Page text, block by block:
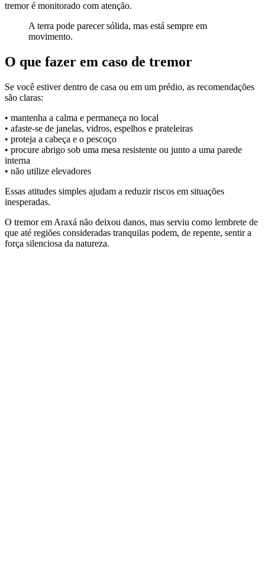
tremor é monitorado com atenção.
A terra pode parecer sólida, mas está sempre em
movimento.
O que fazer em caso de tremor
Se você estiver dentro de casa ou em um prédio, as recomendações
são claras:
• mantenha a calma e permaneça no local
• afaste-se de janelas, vidros, espelhos e prateleiras
• proteja a cabeça e o pescoço
• procure abrigo sob uma mesa resistente ou junto a uma parede
interna
• não utilize elevadores
Essas atitudes simples ajudam a reduzir riscos em situações
inesperadas.
O tremor em Araxá não deixou danos, mas serviu como lembrete de
que até regiões consideradas tranquilas podem, de repente, sentir a
força silenciosa da natureza.